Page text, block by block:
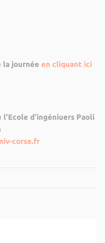
la journée en cliquant ici
d'ingéniuers Paoli
corse.fr